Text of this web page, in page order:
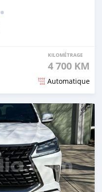
KILOMÉTRAGE
4 700 KM
Automatique